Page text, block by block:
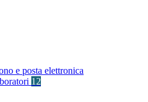
e posta elettronica
12